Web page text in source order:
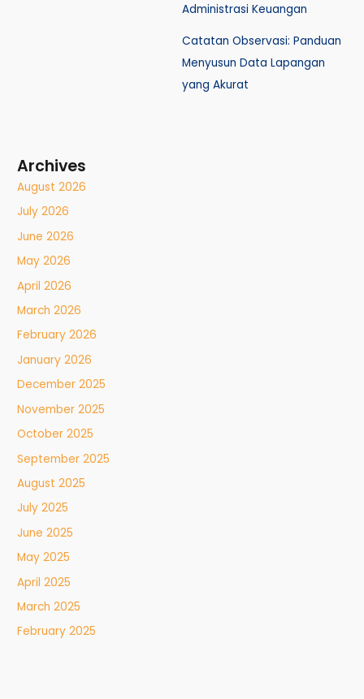
Administrasi Keuangan
Catatan Observasi: Panduan
Menyusun Data Lapangan
yang Akurat
Archives
August 2026
July 2026
June 2026
May 2026
April 2026
March 2026
February 2026
January 2026
December 2025
November 2025
October 2025
September 2025
August 2025
July 2025
June 2025
May 2025
April 2025
March 2025
February 2025